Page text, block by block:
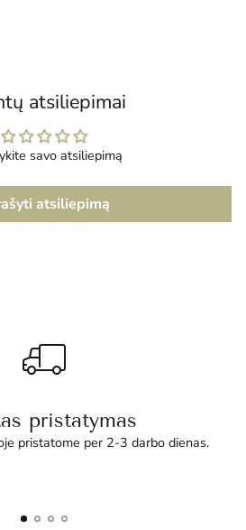
atsiliepimai
savo atsiliepimą
atsiliepimą
pristatymas
pristatome per 2-3 darbo dienas.